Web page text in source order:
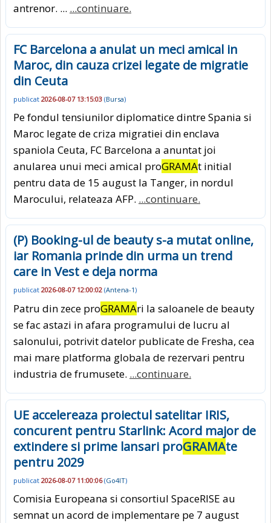
antrenor. ... ...continuare.
FC Barcelona a anulat un meci amical in
Maroc, din cauza crizei legate de migratie
din Ceuta
publicat 2026-08-07 13:15:03 (Bursa)
Pe fondul tensiunilor diplomatice dintre Spania si
Maroc legate de criza migratiei din enclava
spaniola Ceuta, FC Barcelona a anuntat joi
anularea unui meci amical proGRAMAt initial
pentru data de 15 august la Tanger, in nordul
Marocului, relateaza AFP. ...continuare.
(P) Booking-ul de beauty s-a mutat online,
iar Romania prinde din urma un trend
care in Vest e deja norma
publicat 2026-08-07 12:00:02 (Antena-1)
Patru din zece proGRAMAri la saloanele de beauty
se fac astazi in afara programului de lucru al
salonului, potrivit datelor publicate de Fresha, cea
mai mare platforma globala de rezervari pentru
industria de frumusete. ...continuare.
UE accelereaza proiectul satelitar IRIS,
concurent pentru Starlink: Acord major de
extindere si prime lansari proGRAMAte
pentru 2029
publicat 2026-08-07 11:00:06(Go4IT)
Comisia Europeana si consortiul SpaceRISE au
semnat un acord de implementare pe 7 august